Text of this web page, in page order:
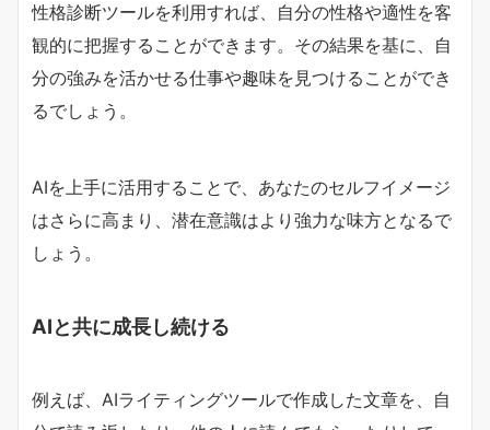
性格診断ツールを利用すれば、自分の性格や適性を客
観的に把握することができます。その結果を基に、自
分の強みを活かせる仕事や趣味を見つけることができ
るでしょう。
AIを上手に活用することで、あなたのセルフイメージ
はさらに高まり、潜在意識はより強力な味方となるで
しょう。
AIと共に成長し続ける
例えば、AIライティングツールで作成した文章を、自